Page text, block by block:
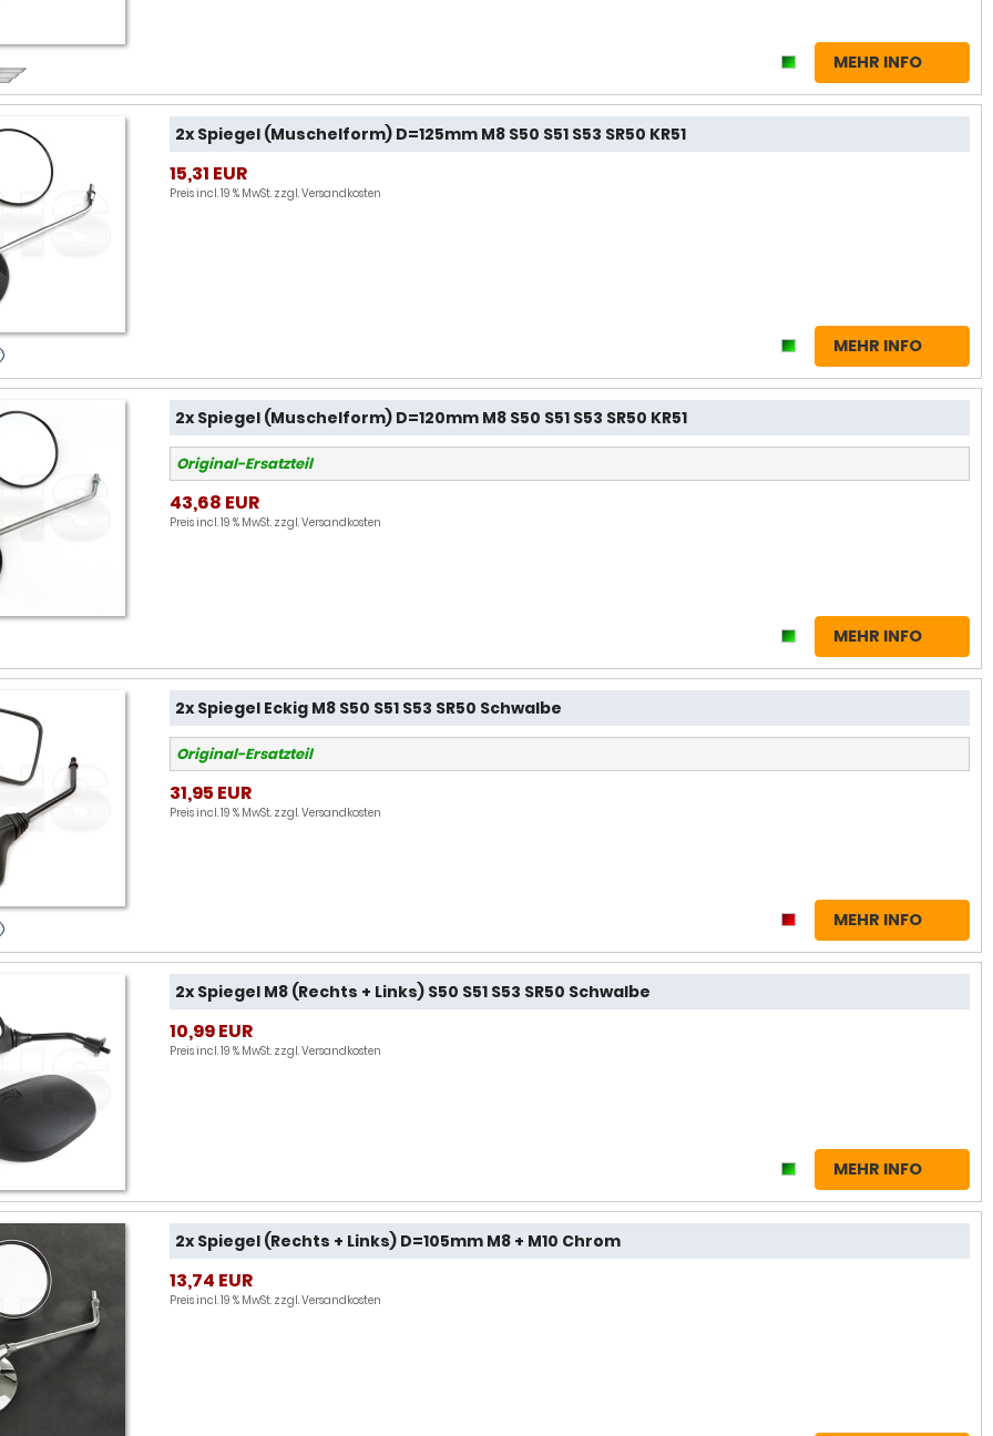
MEHR INFO
2x Spiegel (Muschelform) D=125mm M8 S50 S51 S53 SR50 KR51
15,31 EUR
Preis incl. 19 % MwSt. zzgl.Versandkosten
MEHR INFO
2x Spiegel (Muschelform) D=120mm M8 S50 S51 S53 SR50 KR51
Original-Ersatzteil
43,68 EUR
Preis incl. 19 % MwSt. zzgl.Versandkosten
MEHR INFO
2x Spiegel Eckig M8 S50 S51 S53 SR50 Schwalbe
Original-Ersatzteil
31,95 EUR
Preis incl. 19 % MwSt. zzgl.Versandkosten
MEHR INFO
2x Spiegel M8 (Rechts + Links) S50 S51 S53 SR50 Schwalbe
10,99 EUR
Preis incl. 19 % MwSt. zzgl.Versandkosten
MEHR INFO
2x Spiegel (Rechts + Links) D=105mm M8 + M10 Chrom
13,74 EUR
Preis incl. 19 % MwSt. zzgl.Versandkosten